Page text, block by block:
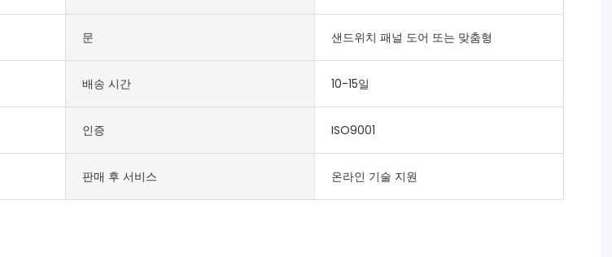
문 샌드위치 패널 도어 또는 맞춤형
배송 시간 10-15일
인증 ISO9001
판매 후 서비스 온라인 기술 지원